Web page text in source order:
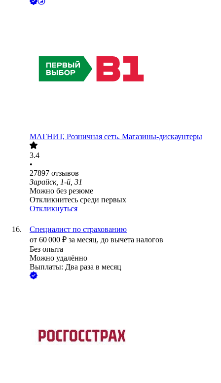
МАГНИТ, Розничная сеть. Магазины-дискаунтеры
3.4
•
27897 отзывов
Зарайск, 1-й, 31
Можно без резюме
Откликнитесь среди первых
Откликнуться
Специалист по страхованию
от 60 000 ₽ за месяц, до вычета налогов
Без опыта
Можно удалённо
Выплаты: Два раза в месяц